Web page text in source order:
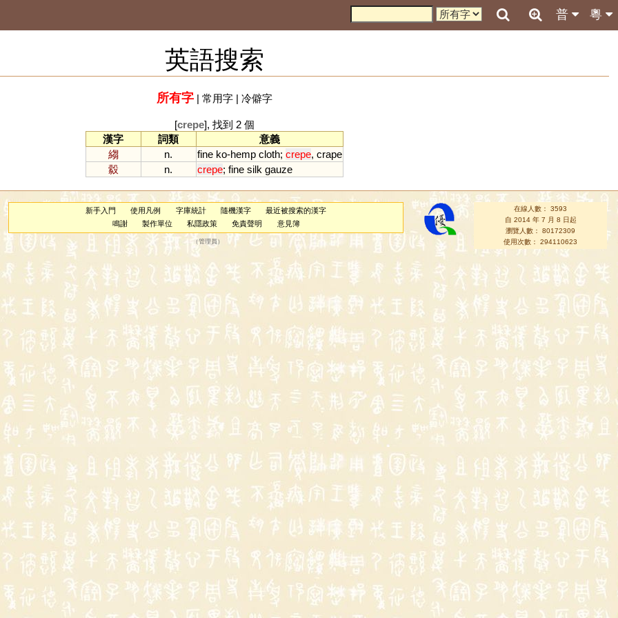
粵
普
英語搜索
所有字| 常用字| 冷僻字
[crepe], 找到 2 個
漢字
詞類
意義
縐
n. fine ko-hemp cloth; crepe, crape
縠
n. crepe; fine silk gauze
新手入門 使用凡例 字庫統計 隨機漢字
最近被搜索的漢字
鳴謝
製作單位 私隱政策 免責聲明 意見簿
（管理員 ）
在線人數： 3593
自 2014 年 7 月 8 日起
瀏覽人數： 80172309
使用次數： 294110623